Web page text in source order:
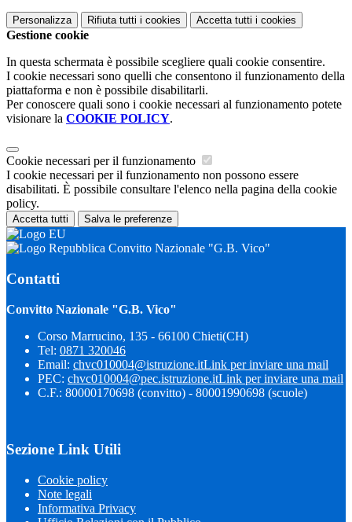
Personalizza Rifiuta tutti i cookies Accetta tutti i cookies
Gestione cookie
In questa schermata è possibile scegliere quali cookie consentire.
I cookie necessari sono quelli che consentono il funzionamento della
piattaforma e non è possibile disabilitarli.
Per conoscere quali sono i cookie necessari al funzionamento potete
visionare la COOKIE POLICY.
Cookie necessari per il funzionamento
I cookie necessari per il funzionamento non possono essere
disabilitati. È possibile consultare l'elenco nella pagina della cookie
policy.
Accetta tutti Salva le preferenze
Convitto Nazionale "G.B. Vico"
Contatti
Convitto Nazionale "G.B. Vico"
Corso Marrucino, 135 - 66100 Chieti(CH)
Tel: 0871 320046
Email: chvc010004@istruzione.itLink per inviare una mail
PEC: chvc010004@pec.istruzione.itLink per inviare una mail
C.F.: 80000170698 (convitto) - 80001990698 (scuole)
Sezione Link Utili
Cookie policy
Note legali
Informativa Privacy